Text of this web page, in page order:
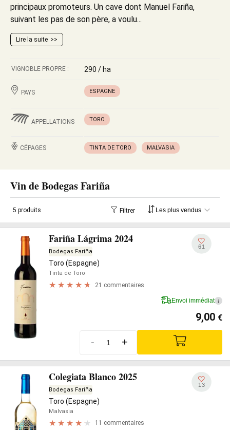
principaux promoteurs. Un cave dont Manuel Fariña,
suivant les pas de son père, a voulu...
Lire la suite
VIGNOBLE PROPRE : 290 / ha
PAYS ESPAGNE
APPELLATIONS TORO
CÉPAGES TINTA DE TORO MALVASIA
Vin de Bodegas Fariña
5 produits Filtrer
Fariña Lágrima 2024
Bodegas Fariña
Toro (Espagne)
Tinta de Toro
21 commentaires
61
Envoi immédiat i
9,00 €
- +
Colegiata Blanco 2025
Bodegas Fariña
Toro (Espagne)
Malvasia
11 commentaires
13